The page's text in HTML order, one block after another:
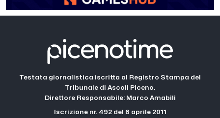
Testata giornalistica iscritta al Registro Stampa del
Tribunale di Ascoli Piceno.
Direttore Responsabile: Marco Amabili
Iscrizione nr. 492 del 6 aprile 2011